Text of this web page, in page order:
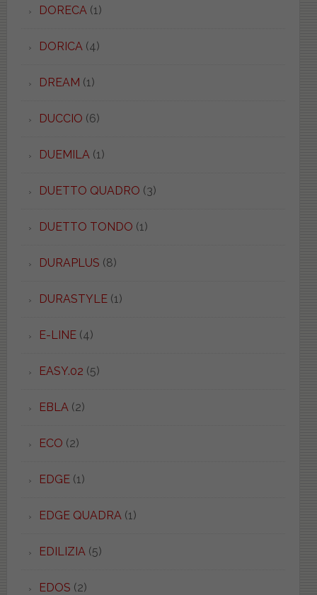
DORECA (1)
DORICA (4)
DREAM (1)
DUCCIO (6)
DUEMILA (1)
DUETTO QUADRO (3)
DUETTO TONDO (1)
DURAPLUS (8)
DURASTYLE(1)
E-LINE(4)
EASY.02 (5)
EBLA (2)
ECO (2)
EDGE(1)
EDGE QUADRA (1)
EDILIZIA (5)
EDOS (2)